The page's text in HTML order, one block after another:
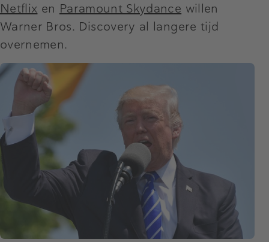
Netflix en Paramount Skydance willen
Warner Bros. Discovery al langere tijd
overnemen.